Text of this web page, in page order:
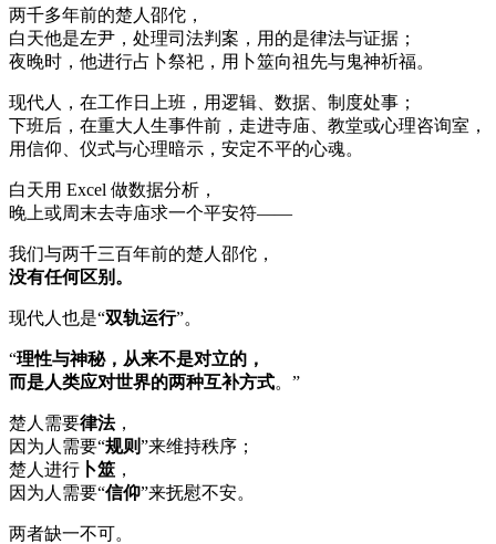
两千多年前的楚人邵佗，
白天他是左尹，处理司法判案，用的是律法与证据；
夜晚时，他进行占卜祭祀，用卜筮向祖先与鬼神祈福。
现代人，在工作日上班，用逻辑、数据、制度处事；
下班后，在重大人生事件前，走进寺庙、教堂或心理咨询室，
用信仰、仪式与心理暗示，安定不平的心魂。
白天用 Excel 做数据分析，
晚上或周末去寺庙求一个平安符——
我们与两千三百年前的楚人邵佗，
没有任何区别。
现代人也是“双轨运行”。
“理性与神秘，从来不是对立的，
而是人类应对世界的两种互补方式。”
楚人需要律法，
因为人需要“规则”来维持秩序；
楚人进行 卜筮 ，
因为人需要“信仰”来抚慰不安。
两者缺一不可。